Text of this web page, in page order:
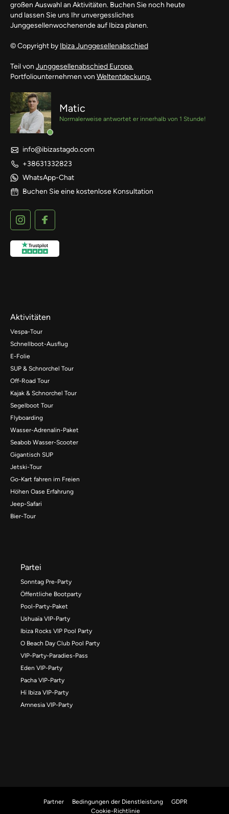
großen Auswahl an Aktivitäten. Buchen Sie noch heute
und lassen Sie uns Ihr unvergessliches
Junggesellenwochenende auf Ibiza planen.
© Copyright by Ibiza Junggesellenabschied
Teil von Junggesellenabschied Europa.
Portfoliounternehmen von Weltentdeckung.
Matic
Normalerweise antwortet er innerhalb von 1 Stunde!
info@ibizastagdo.com
+38631332823
WhatsApp-Chat
Buchen Sie eine kostenlose Konsultation
Aktivitäten
Vespa-Tour
Schnellboot-Ausflug
E-Folie
SUP & Schnorchel Tour
Off-Road Tour
Kajak & Schnorchel Tour
Segelboot Tour
Flyboarding
Wasser-Adrenalin-Paket
Seabob Wasser-Scooter
Gigantisch SUP
Jetski-Tour
Go-Kart fahren im Freien
Höhen Oase Erfahrung
Jeep-Safari
Bier-Tour
Partei
Sonntag Pre-Party
Öffentliche Bootparty
Pool-Party-Paket
Ushuaïa VIP-Party
Ibiza Rocks VIP Pool Party
O Beach Day Club Pool Party
VIP-Party-Paradies-Pass
Eden VIP-Party
Pacha VIP-Party
Hï Ibiza VIP-Party
Amnesia VIP-Party
Partner Bedingungen der Dienstleistung
GDPR
Cookie-Richtlinie